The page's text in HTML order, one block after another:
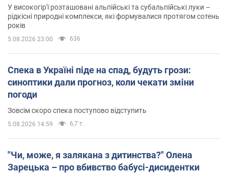
У високогір'ї розташовані альпійські та субальпійські луки –
рідкісні природні комплекси, які формувалися протягом сотень
років
5.08.2026 23:00 636
Спека в Україні піде на спад, будуть грози:
синоптики дали прогноз, коли чекати зміни
погоди
Зовсім скоро спека поступово відступить
5.08.2026 14:59 6,7 т.
"Чи, може, я залякана з дитинства?" Олена
Зарецька – про вбивство бабусі-дисидентки